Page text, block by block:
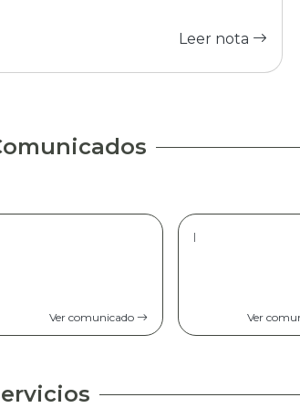
Leer nota
Ver comunicado
|
Ver